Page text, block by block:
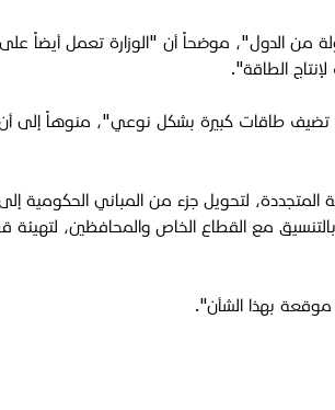
من الدول"، موضحاً أن "الوزارة تعمل أيضاً
الطاقة".
طاقات كبيرة بشكل نوعي"، منوهاً إلى أن
لتحويل جزء من المباني الحكومية
مع القطاع الخاص والمحافظين، لتهيئة
بهذا الشأن".